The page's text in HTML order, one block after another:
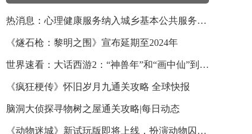
热消息：心理健康服务纳入城乡基本公共服务体系需加强什么
《燧石枪：黎明之围》宣布延期至2024年
世界速看：大话西游2：“神兽年”和“画中仙”到底哪个更加实用？
《疯狂梗传》怀旧岁月九通关攻略 全球快报
脑洞大侦探寻物树之屋通关攻略|每日动态
《动物迷城》新试玩版即将上线，扮演动物囚犯逃出牢笼！